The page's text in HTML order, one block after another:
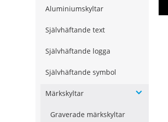
Aluminiumskyltar
Självhäftande text
Självhäftande logga
Självhäftande symbol
Märkskyltar
Graverade märkskyltar